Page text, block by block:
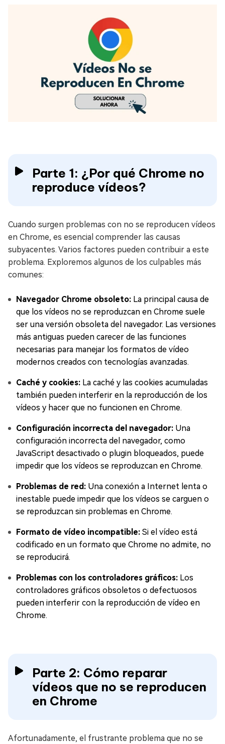
Parte 1: ¿Por qué Chrome no
reproduce vídeos?
Cuando surgen problemas con no se reproducen vídeos
en Chrome, es esencial comprender las causas
subyacentes. Varios factores pueden contribuir a este
problema. Exploremos algunos de los culpables más
comunes:
Navegador Chrome obsoleto: La principal causa de
que los vídeos no se reproduzcan en Chrome suele
ser una versión obsoleta del navegador. Las versiones
más antiguas pueden carecer de las funciones
necesarias para manejar los formatos de vídeo
modernos creados con tecnologías avanzadas.
Caché y cookies: La caché y las cookies acumuladas
también pueden interferir en la reproducción de los
vídeos y hacer que no funcionen en Chrome.
Configuración incorrecta del navegador: Una
configuración incorrecta del navegador, como
JavaScript desactivado o plugin bloqueados, puede
impedir que los vídeos se reproduzcan en Chrome.
Problemas de red: Una conexión a Internet lenta o
inestable puede impedir que los vídeos se carguen o
se reproduzcan sin problemas en Chrome.
Formato de vídeo incompatible: Si el vídeo está
codificado en un formato que Chrome no admite, no
se reproducirá.
Problemas con los controladores gráficos: Los
controladores gráficos obsoletos o defectuosos
pueden interferir con la reproducción de vídeo en
Chrome.
Parte 2: Cómo reparar
vídeos que no se reproducen
en Chrome
Afortunadamente, el frustrante problema que no se